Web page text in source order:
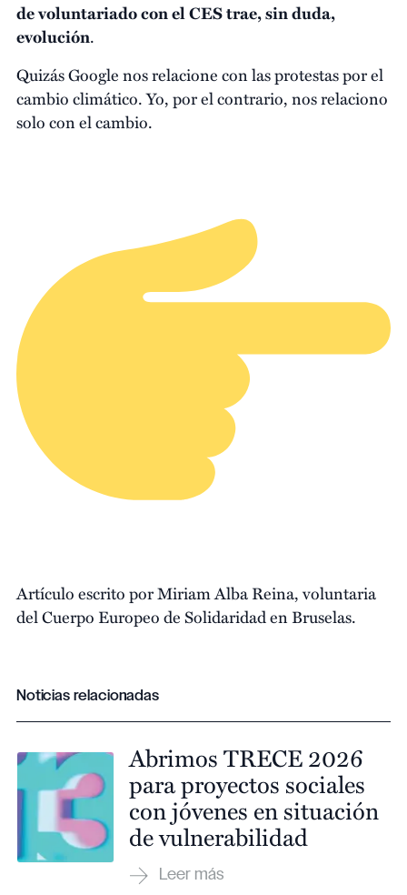
de voluntariado con el CES trae, sin duda,
evolución.
Quizás Google nos relacione con las protestas por el
cambio climático. Yo, por el contrario, nos relaciono
solo con el cambio.
Artículo escrito por Miriam Alba Reina, voluntaria
del Cuerpo Europeo de Solidaridad en Bruselas.
Noticias relacionadas
Abrimos TRECE 2026
para proyectos sociales
con jóvenes en situación
de vulnerabilidad